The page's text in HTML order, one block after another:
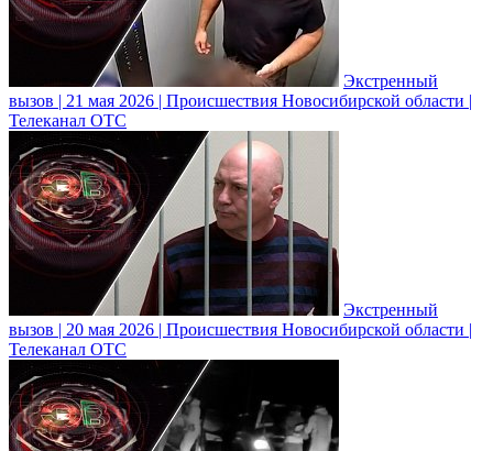
Экстренный
вызов | 21 мая 2026 | Происшествия Новосибирской области |
Телеканал ОТС
Экстренный
вызов | 20 мая 2026 | Происшествия Новосибирской области |
Телеканал ОТС